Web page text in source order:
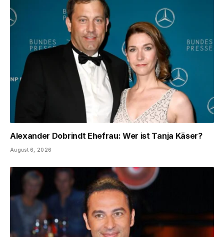
Alexander Dobrindt Ehefrau: Wer ist Tanja Käser?
August 6, 2026